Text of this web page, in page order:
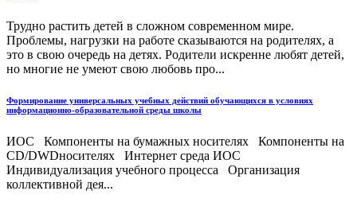
Трудно растить детей в сложном современном мире.
Проблемы, нагрузки на работе сказываются на родителях, а
это в свою очередь на детях. Родители искренне любят детей,
но многие не умеют свою любовь про...
Формирование универсальных учебных действий обучающихся в условиях
информационно-образовательной среды школы
ИОС Компоненты на бумажных носителях Компоненты на
CD/DWDносителях Интернет среда ИОС
Индивидуализация учебного процесса Организация
коллективной дея...